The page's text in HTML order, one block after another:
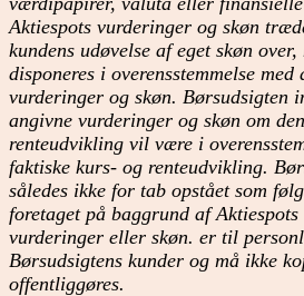
Aktiespots vurderinger og skøn
kundens udøvelse af eget skøn
disponeres i overensstemmelse
vurderinger og skøn. Børsudsigten
angivne vurderinger og skøn om
renteudvikling vil være i
faktiske kurs- og renteudvikling.
således ikke for tab opstået som
foretaget på baggrund af
vurderinger eller skøn. er til
Børsudsigtens kunder og må ikke
offentliggøres.